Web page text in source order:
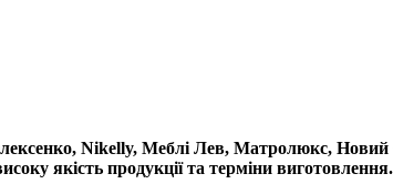
Nikelly, Меблі Лев, Матролюкс,
якість продукції та терміни виготовлення.